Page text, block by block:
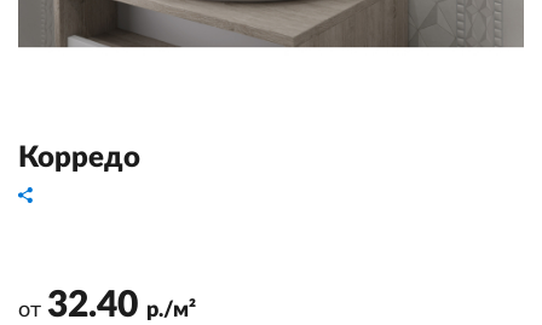
Корредо
от 32.40 р./м²